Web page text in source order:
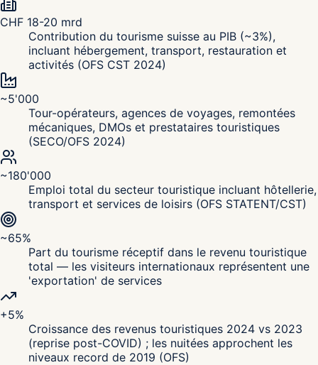
CHF 18-20 mrd
Contribution du tourisme suisse au PIB (~3%),
incluant hébergement, transport, restauration et
activités (OFS CST 2024)
~5'000
Tour-opérateurs, agences de voyages, remontées
mécaniques, DMOs et prestataires touristiques
(SECO/OFS 2024)
~180'000
Emploi total du secteur touristique incluant hôtellerie,
transport et services de loisirs (OFS STATENT/CST)
~65%
Part du tourisme réceptif dans le revenu touristique
total — les visiteurs internationaux représentent une
'exportation' de services
+5%
Croissance des revenus touristiques 2024 vs 2023
(reprise post-COVID) ; les nuitées approchent les
niveaux record de 2019 (OFS)